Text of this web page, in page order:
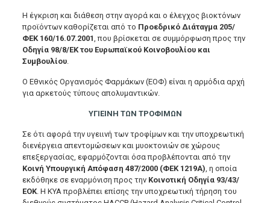
Η έγκριση και διάθεση στην αγορά και ο έλεγχος βιοκτόνων
προϊόντων καθορίζεται από το Προεδρικό Διάταγμα 205/
ΦΕΚ 160/16.07.2001, που βρίσκεται σε συμμόρφωση προς την
Οδηγία 98/8/ΕΚ του Ευρωπαϊκού Κοινοβουλίου και
Συμβουλίου.
Ο Εθνικός Οργανισμός Φαρμάκων (ΕΟΦ) είναι η αρμόδια αρχή
για αρκετούς τύπους απολυμαντικών.
ΥΓΙΕΙΝΗ ΤΩΝ ΤΡΟΦΙΜΩΝ
Σε ότι αφορά την υγειινή των τροφίμων και την υποχρεωτική
διενέργεια απεντομώσεων και μυοκτονιών σε χώρους
επεξεργασίας, εφαρμόζονται όσα προβλέπονται από την
Κοινή Υπουργική Απόφαση 487/2000 (ΦΕΚ 1219Α), η οποία
εκδόθηκε σε εναρμόνιση προς την Κοινοτική Οδηγία 93/43/
ΕΟΚ. Η ΚΥΑ προβλέπει επίσης την υποχρεωτική τήρηση του